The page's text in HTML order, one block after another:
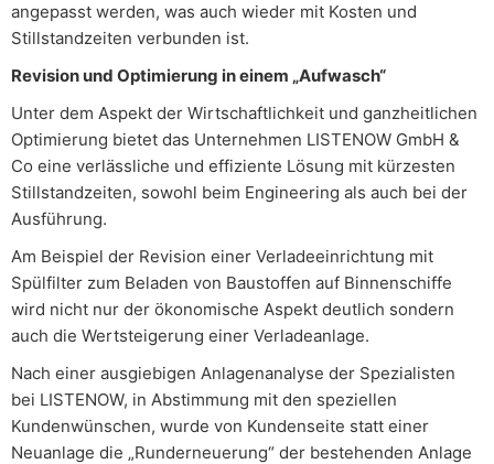
angepasst werden, was auch wieder mit Kosten und
Stillstandzeiten verbunden ist.
Revision und Optimierung in einem „Aufwasch“
Unter dem Aspekt der Wirtschaftlichkeit und ganzheitlichen
Optimierung bietet das Unternehmen LISTENOW GmbH &
Co eine verlässliche und effiziente Lösung mit kürzesten
Stillstandzeiten, sowohl beim Engineering als auch bei der
Ausführung.
Am Beispiel der Revision einer Verladeeinrichtung mit
Spülfilter zum Beladen von Baustoffen auf Binnenschiffe
wird nicht nur der ökonomische Aspekt deutlich sondern
auch die Wertsteigerung einer Verladeanlage.
Nach einer ausgiebigen Anlagenanalyse der Spezialisten
bei LISTENOW, in Abstimmung mit den speziellen
Kundenwünschen, wurde von Kundenseite statt einer
Neuanlage die „Runderneuerung“ der bestehenden Anlage